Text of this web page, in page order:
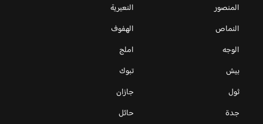
المنصور
النعيرية
النماص
الهفوف
الوجه
املج
بيش
تبوك
ثول
جازان
جدة
حائل